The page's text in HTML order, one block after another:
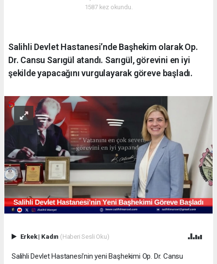
1587 kez okundu.
Salihli Devlet Hastanesi’nde Başhekim olarak Op.
Dr. Cansu Sarıgül atandı. Sarıgül, görevini en iyi
şekilde yapacağını vurgulayarak göreve başladı.
Erkek| Kadın (Haberi Sesli Oku)
Salihli Devlet Hastanesi’nin yeni Başhekimi Op. Dr. Cansu